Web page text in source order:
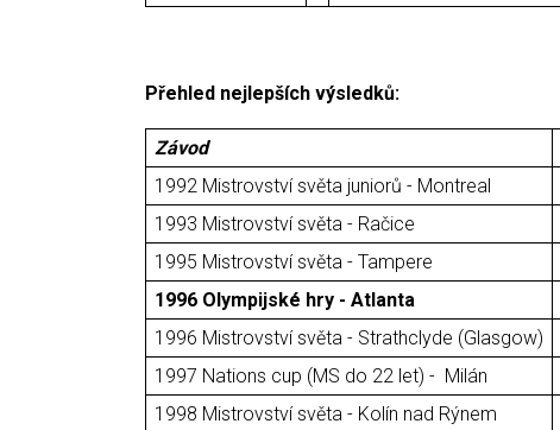
Přehled nejlepších výsledků:
Závod
1992 Mistrovství světa juniorů - Montreal
1993 Mistrovství světa - Račice
1995 Mistrovství světa - Tampere
1996 Olympijské hry - Atlanta
1996 Mistrovství světa - Strathclyde (Glasgow)
1997 Nations cup (MS do 22 let) - Milán
1998 Mistrovství světa - Kolín nad Rýnem